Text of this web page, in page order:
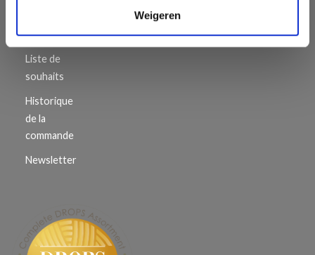
Weigeren
d'adresses
Liste de
souhaits
Historique
de la
commande
Newsletter